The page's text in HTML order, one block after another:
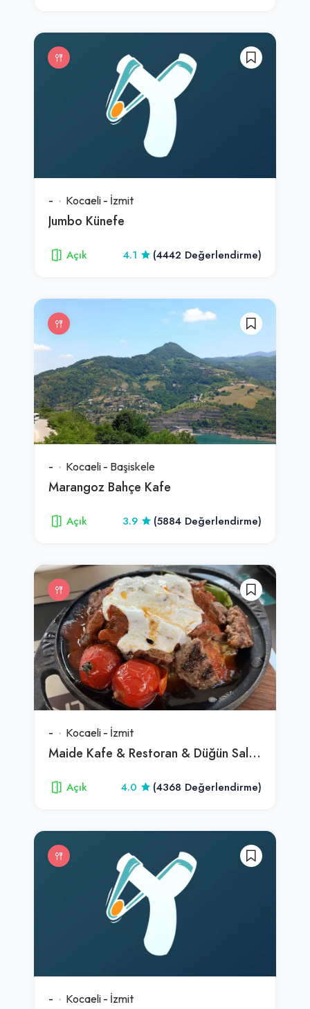
- Kocaeli - İzmit
Jumbo Künefe
Açık 4.1 (4442 Değerlendirme)
- Kocaeli - Başiskele
Marangoz Bahçe Kafe
Açık 3.9 (5884 Değerlendirme)
- Kocaeli - İzmit
Maide Kafe & Restoran & Düğün Salonu
Açık 4.0 (4368 Değerlendirme)
- Kocaeli - İzmit